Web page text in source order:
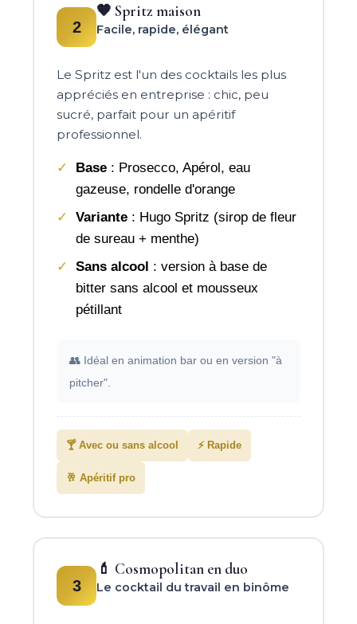
2
🧡 Spritz maison
Facile, rapide, élégant
Le Spritz est l'un des cocktails les plus
appréciés en entreprise : chic, peu
sucré, parfait pour un apéritif
professionnel.
Base : Prosecco, Apérol, eau
gazeuse, rondelle d'orange
Variante : Hugo Spritz (sirop de fleur
de sureau + menthe)
Sans alcool : version à base de
bitter sans alcool et mousseux
pétillant
👥 Idéal en animation bar ou en version "à
pitcher".
🍸 Avec ou sans alcool ⚡ Rapide
🥂 Apéritif pro
3
💄 Cosmopolitan en duo
Le cocktail du travail en binôme